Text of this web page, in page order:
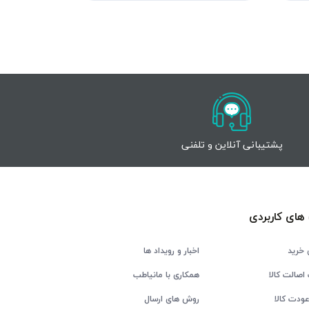
پشتیبانی آنلاین و تلفنی
کاربردی
خرید
اخبار و رویداد ها
کالا
همکاری با مانیاطب
کالا
روش های ارسال